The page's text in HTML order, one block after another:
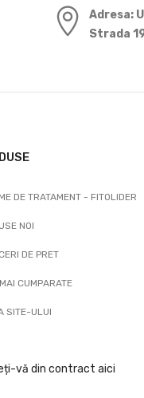
Adresa:
Strada
DE TRATAMENT - FITOLIDER
NOI
DE PRET
CUMPARATE
SITE-ULUI
vă din contract aici